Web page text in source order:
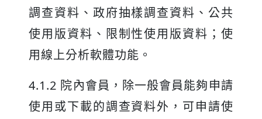
調查資料、政府抽樣調查資料、公共
使用版資料、限制性使用版資料；使
用線上分析軟體功能。
4.1.2 院內會員，除一般會員能夠申請
使用或下載的調查資料外，可申請使